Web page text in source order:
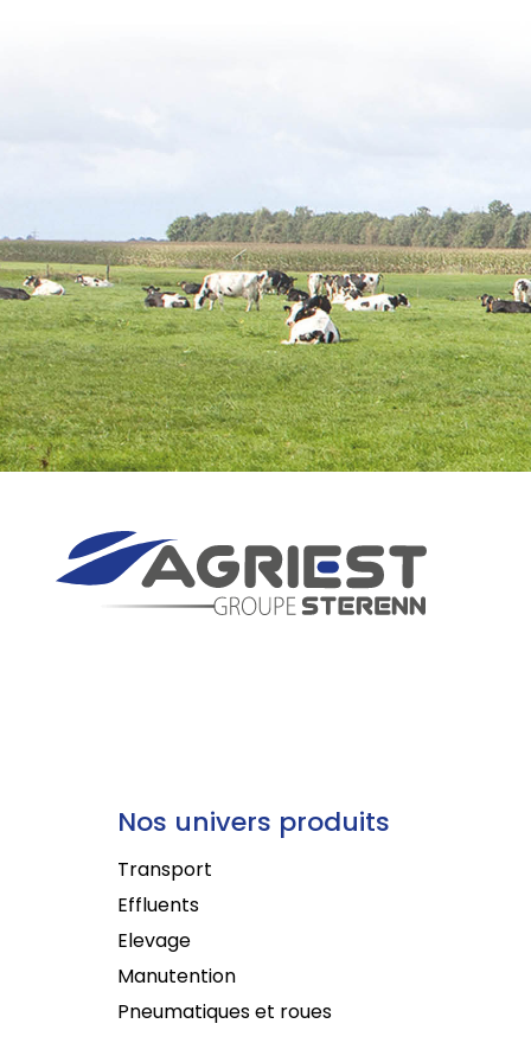
Nos univers produits
Transport
Effluents
Elevage
Manutention
Pneumatiques et roues